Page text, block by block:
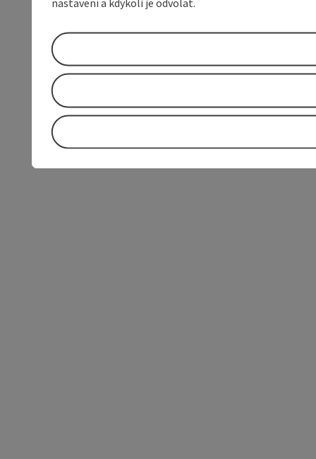
nastavení a kdykoli je odvolat.